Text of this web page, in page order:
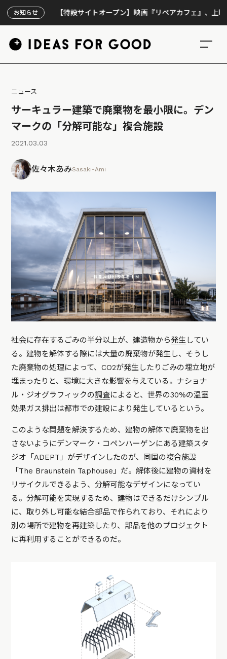
お知らせ【特設サイトオープン】映画『リペアカフェ』、上映300回の
ニュース
サーキュラー建築で廃棄物を最小限に。デン
マークの「分解可能な」複合施設
2021.03.03
佐々木あみSasaki-Ami
社会に存在するごみの半分以上が、建造物から発生してい
る。建物を解体する際には大量の廃棄物が発生し、そうし
た廃棄物の処理によって、CO2が発生したりごみの埋立地が
埋まったりと、環境に大きな影響を与えている。ナショナ
ル・ジオグラフィックの調査によると、世界の30%の温室
効果ガス排出は都市での建設により発生しているという。
このような問題を解決するため、建物の解体で廃棄物を出
さないようにデンマーク・コペンハーゲンにある建築スタ
ジオ「ADEPT」がデザインしたのが、同国の複合施設
「The Braunstein Taphouse」だ。解体後に建物の資材を
リサイクルできるよう、分解可能なデザインになってい
る。分解可能を実現するため、建物はできるだけシンプル
に、取り外し可能な結合部品で作られており、それにより
別の場所で建物を再建築したり、部品を他のプロジェクト
に再利用することができるのだ。